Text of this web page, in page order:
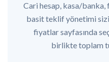
Cari hesap, kasa/
basit teklif yönetimi
fiyatlar sayfasında
birlikte toplam